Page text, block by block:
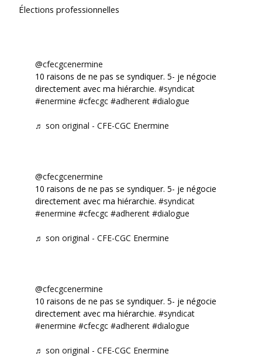
Élections professionnelles
@cfecgcenermine
10 raisons de ne pas se syndiquer. 5- je négocie
directement avec ma hiérarchie. #syndicat
#enermine #cfecgc #adherent #dialogue
♬ son original - CFE-CGC Enermine
@cfecgcenermine
10 raisons de ne pas se syndiquer. 5- je négocie
directement avec ma hiérarchie. #syndicat
#enermine #cfecgc #adherent #dialogue
♬ son original - CFE-CGC Enermine
@cfecgcenermine
10 raisons de ne pas se syndiquer. 5- je négocie
directement avec ma hiérarchie. #syndicat
#enermine #cfecgc #adherent #dialogue
♬ son original - CFE-CGC Enermine